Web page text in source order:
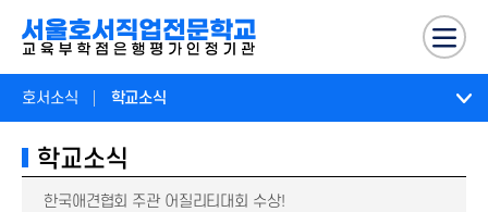
호서소식 학교소식
학교소식
한국애견협회 주관 어질리티대회 수상!